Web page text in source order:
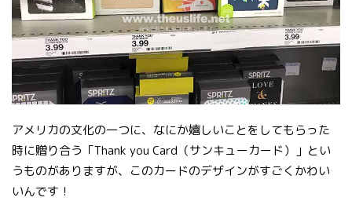
アメリカの文化の一つに、なにか嬉しいことをしてもらった
時に贈り合う「Thank you Card（サンキューカード）」とい
うものがありますが、このカードのデザインがすごくかわい
いんです！